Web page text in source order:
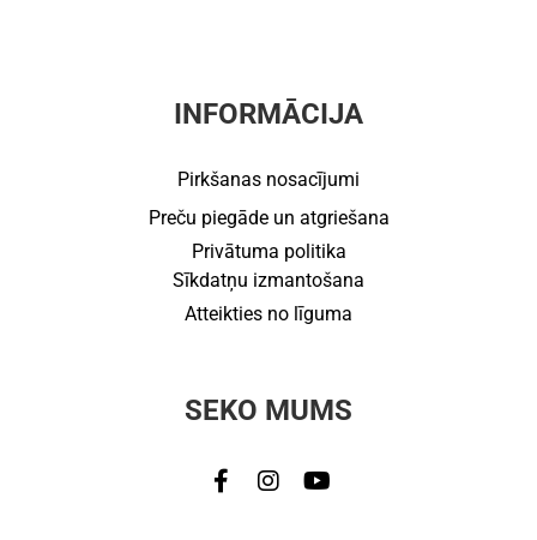
INFORMĀCIJA
Pirkšanas nosacījumi
Preču piegāde un atgriešana
Privātuma politika
Sīkdatņu izmantošana
Atteikties no līguma
SEKO MUMS